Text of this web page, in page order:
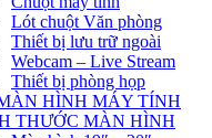
Lót chuột Văn phòng
Thiết bị lưu trữ ngoài
Webcam – Live Stream
Thiết bị phòng họp
HÌNH MÁY TÍNH
THƯỚC MÀN HÌNH